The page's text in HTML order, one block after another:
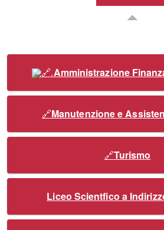
Amministrazione
Manutenzione e
Turismo
Liceo Scientfico a